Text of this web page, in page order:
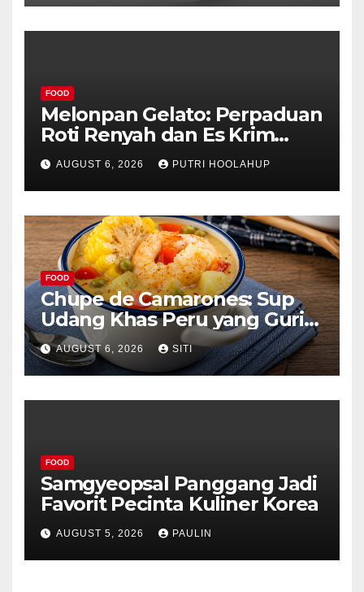
FOOD
Melonpan Gelato: Perpaduan
Roti Renyah dan Es Krim
Lembut yang Menggoda
AUGUST 6, 2026 PUTRI HOOLAHUP
FOOD
Chupe de Camarones: Sup
Udang Khas Peru yang Gurih
Lezat
AUGUST 6, 2026 SITI
FOOD
Samgyeopsal Panggang Jadi
Favorit Pecinta Kuliner Korea
AUGUST 5, 2026 PAULIN